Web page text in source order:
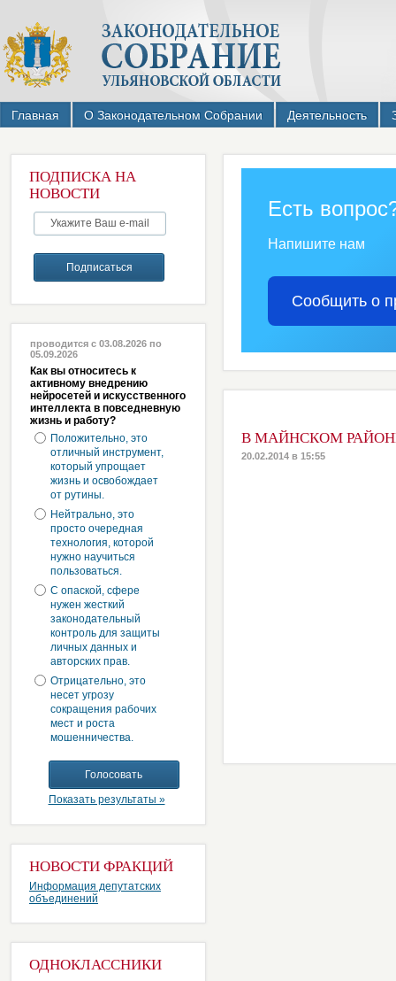
Главная О Законодательном Собрании Деятельность
ПОДПИСКА НА
НОВОСТИ
проводится с 03.08.2026 по
05.09.2026
Как вы относитесь к
активному внедрению
нейросетей и искусственного
интеллекта в повседневную
жизнь и работу?
Положительно, это
отличный инструмент,
который упрощает
жизнь и освобождает
от рутины.
Нейтрально, это
просто очередная
технология, которой
нужно научиться
пользоваться.
С опаской, сфере
нужен жесткий
законодательный
контроль для защиты
личных данных и
авторских прав.
Отрицательно, это
несет угрозу
сокращения рабочих
мест и роста
мошенничества.
Показать результаты »
НОВОСТИ ФРАКЦИЙ
Информация депутатских
объединений
ОДНОКЛАССНИКИ
Есть
Напишите нам
Сообщить о
В МАЙНСКОМ
20.02.2014 в 15:55